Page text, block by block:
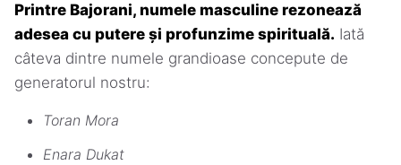
Printre Bajorani, numele masculine rezonează
adesea cu putere și profunzime spirituală. Iată
câteva dintre numele grandioase concepute de
generatorul nostru:
Toran Mora
Enara Dukat